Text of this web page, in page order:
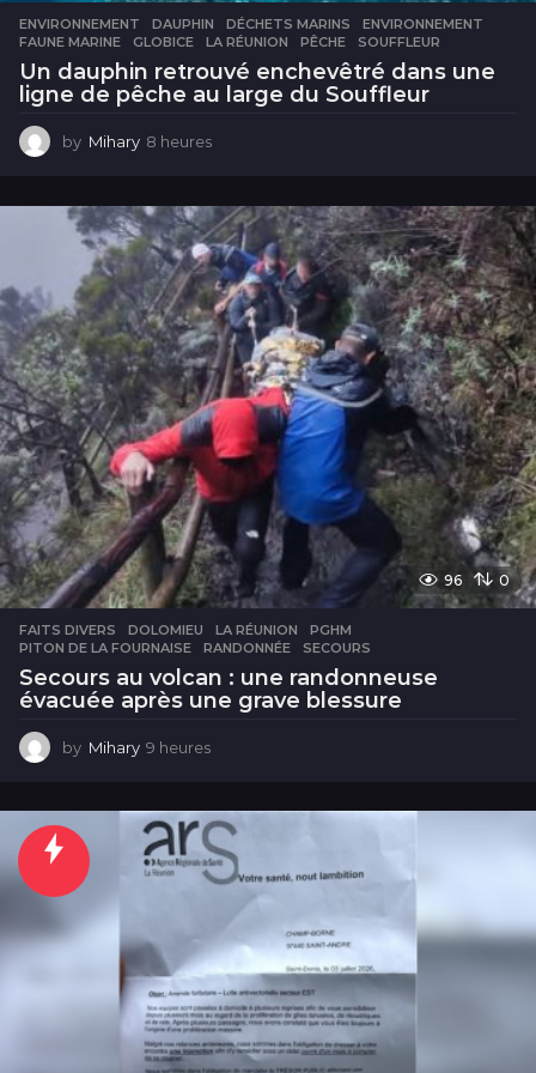
ENVIRONNEMENT DAUPHIN ,DÉCHETS MARINS ,ENVIRONNEMENT
FAUNE MARINE
,GLOBICE ,LA RÉUNION ,PÊCHE ,SOUFFLEUR
Un dauphin retrouvé enchevêtré dans une
ligne de pêche au large du Souffleur
by Mihary 8 heures
u
r
e
s
96 0
FAITS DIVERS DOLOMIEU ,LA RÉUNION ,PGHM
PITON DE LA FOURNAISE
,RANDONNÉE ,SECOURS
Secours au volcan : une randonneuse
évacuée après une grave blessure
by Mihary 9 heures
u
e
s